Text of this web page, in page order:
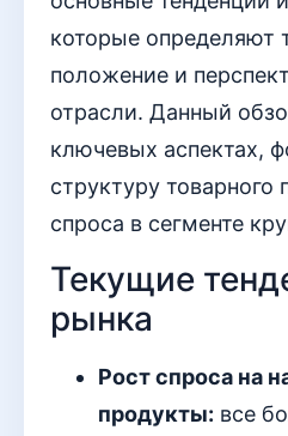
которые определяют
положение и
отрасли. Данный
ключевых аспектах,
структуру
спроса в сегменте
Текущие
рынка
Рост спроса на
продукты: все